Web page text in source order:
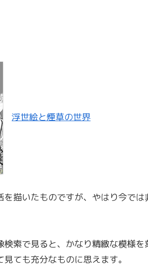
浮世絵と煙草の世界
描いたものですが、やはり今では
索で見ると、かなり精緻な模様を
ても充分なものに思えます。